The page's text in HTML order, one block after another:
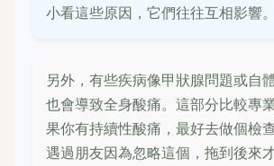
小看這些原因，它們往往互相影響。
另外，有些疾病像甲狀腺問題或自
也會導致全身酸痛。這部分比較專
果你有持續性酸痛，最好去做個檢
遇過朋友因為忽略這個，拖到後來